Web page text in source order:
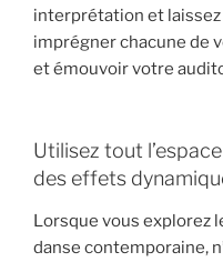
interprétation et
imprégner chacune de
et émouvoir votre
Utilisez tout
des effets
Lorsque vous explorez
danse contemporaine,